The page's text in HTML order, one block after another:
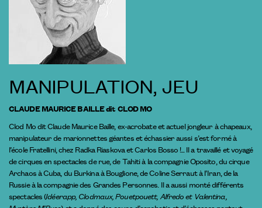
MANIPULATION, JEU
CLAUDE MAURICE BAILLE dit CLOD MO
Clod Mo dit Claude Maurice Baille, ex-acrobate et actuel jongleur à chapeaux,
manipulateur de marionnettes géantes et échassier aussi s’est formé à
l’école Fratellini, chez Radka Riaskova et Carlos Bosso !... Il a travaillé et voyagé
de cirques en spectacles de rue, de Tahiti à la compagnie Oposito, du cirque
Archaos à Cuba, du Burkina à Bouglione, de Coline Serraut à l’Iran, de la
Russie à la compagnie des Grandes Personnes. Il a aussi monté différents
spectacles (Idéerapp, Clodmaux, Pouetpouett, Alfredo et Valentina,